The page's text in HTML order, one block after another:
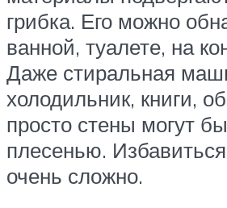
грибка. Его можно
ванной, туалете, на
Даже стиральная
холодильник, книги,
просто стены могут
плесенью.
очень сложно.